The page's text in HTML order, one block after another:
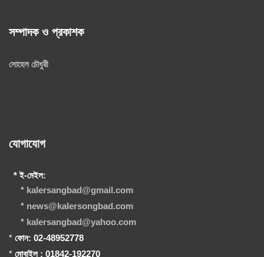
সম্পাদক ও প্রকাশক
সোহেল চৌধুরী
যোগাযোগ
* ই-মেইল:
* kalersangbad@gmail.com
* news@kalersongbad.com
* kalersangbad@yahoo.com
* ফোন: 02-48952778
* মোবাইল : 01842-192270